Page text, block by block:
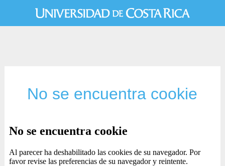
No se encuentra cookie
No se encuentra cookie
Al parecer ha deshabilitado las cookies de su navegador. Por
favor revise las preferencias de su navegador y reintente.